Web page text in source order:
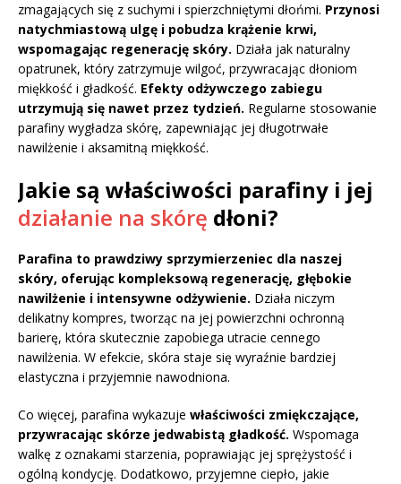
zmagających się z suchymi i spierzchniętymi dłońmi. Przynosi
natychmiastową ulgę i pobudza krążenie krwi,
wspomagając regenerację skóry. Działa jak naturalny
opatrunek, który zatrzymuje wilgoć, przywracając dłoniom
miękkość i gładkość. Efekty odżywczego zabiegu
utrzymują się nawet przez tydzień. Regularne stosowanie
parafiny wygładza skórę, zapewniając jej długotrwałe
nawilżenie i aksamitną miękkość.
Jakie są właściwości parafiny i jej
działanie na skórę dłoni?
Parafina to prawdziwy sprzymierzeniec dla naszej
skóry, oferując kompleksową regenerację, głębokie
nawilżenie i intensywne odżywienie. Działa niczym
delikatny kompres, tworząc na jej powierzchni ochronną
barierę, która skutecznie zapobiega utracie cennego
nawilżenia. W efekcie, skóra staje się wyraźnie bardziej
elastyczna i przyjemnie nawodniona.
Co więcej, parafina wykazuje właściwości zmiękczające,
przywracając skórze jedwabistą gładkość. Wspomaga
walkę z oznakami starzenia, poprawiając jej sprężystość i
ogólną kondycję. Dodatkowo, przyjemne ciepło, jakie